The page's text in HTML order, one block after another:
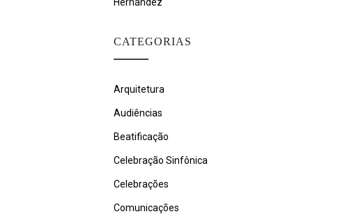
CATEGORIAS
Arquitetura
Audiências
Beatificação
Celebração Sinfônica
Celebrações
Comunicações